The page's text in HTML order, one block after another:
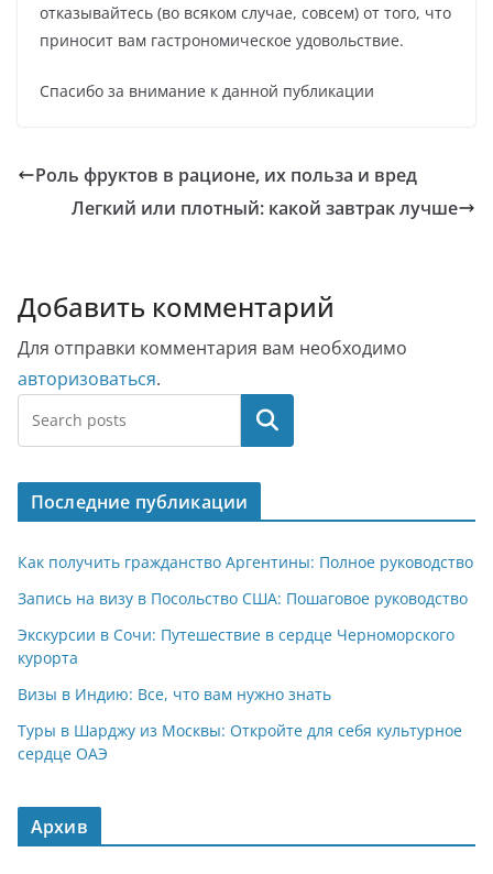
отказывайтесь (во всяком случае, совсем) от того, что
приносит вам гастрономическое удовольствие.
Спасибо за внимание к данной публикации
Роль фруктов в рационе, их польза и вред
Легкий или плотный: какой завтрак лучше
Добавить комментарий
Для отправки комментария вам необходимо
авторизоваться.
Поиск
Последние публикации
Как получить гражданство Аргентины: Полное руководство
Запись на визу в Посольство США: Пошаговое руководство
Экскурсии в Сочи: Путешествие в сердце Черноморского
курорта
Визы в Индию: Все, что вам нужно знать
Туры в Шарджу из Москвы: Откройте для себя культурное
сердце ОАЭ
Архив